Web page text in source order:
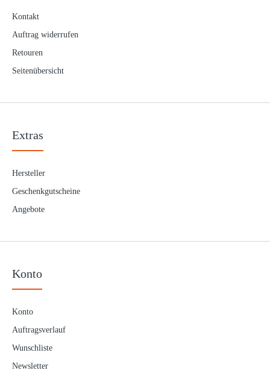
Kontakt
Auftrag widerrufen
Retouren
Seitenübersicht
Extras
Hersteller
Geschenkgutscheine
Angebote
Konto
Konto
Auftragsverlauf
Wunschliste
Newsletter